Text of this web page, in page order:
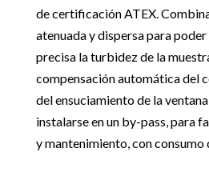
de certificación ATEX.
atenuada y dispersa para
precisa la turbidez de la
compensación automática del
del ensuciamiento de la
instalarse en un by-pass, para
y mantenimiento, con consumo